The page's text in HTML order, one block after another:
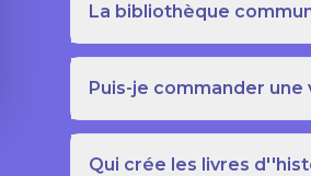
La bibliothèque
Puis-je commander
Qui crée les livres